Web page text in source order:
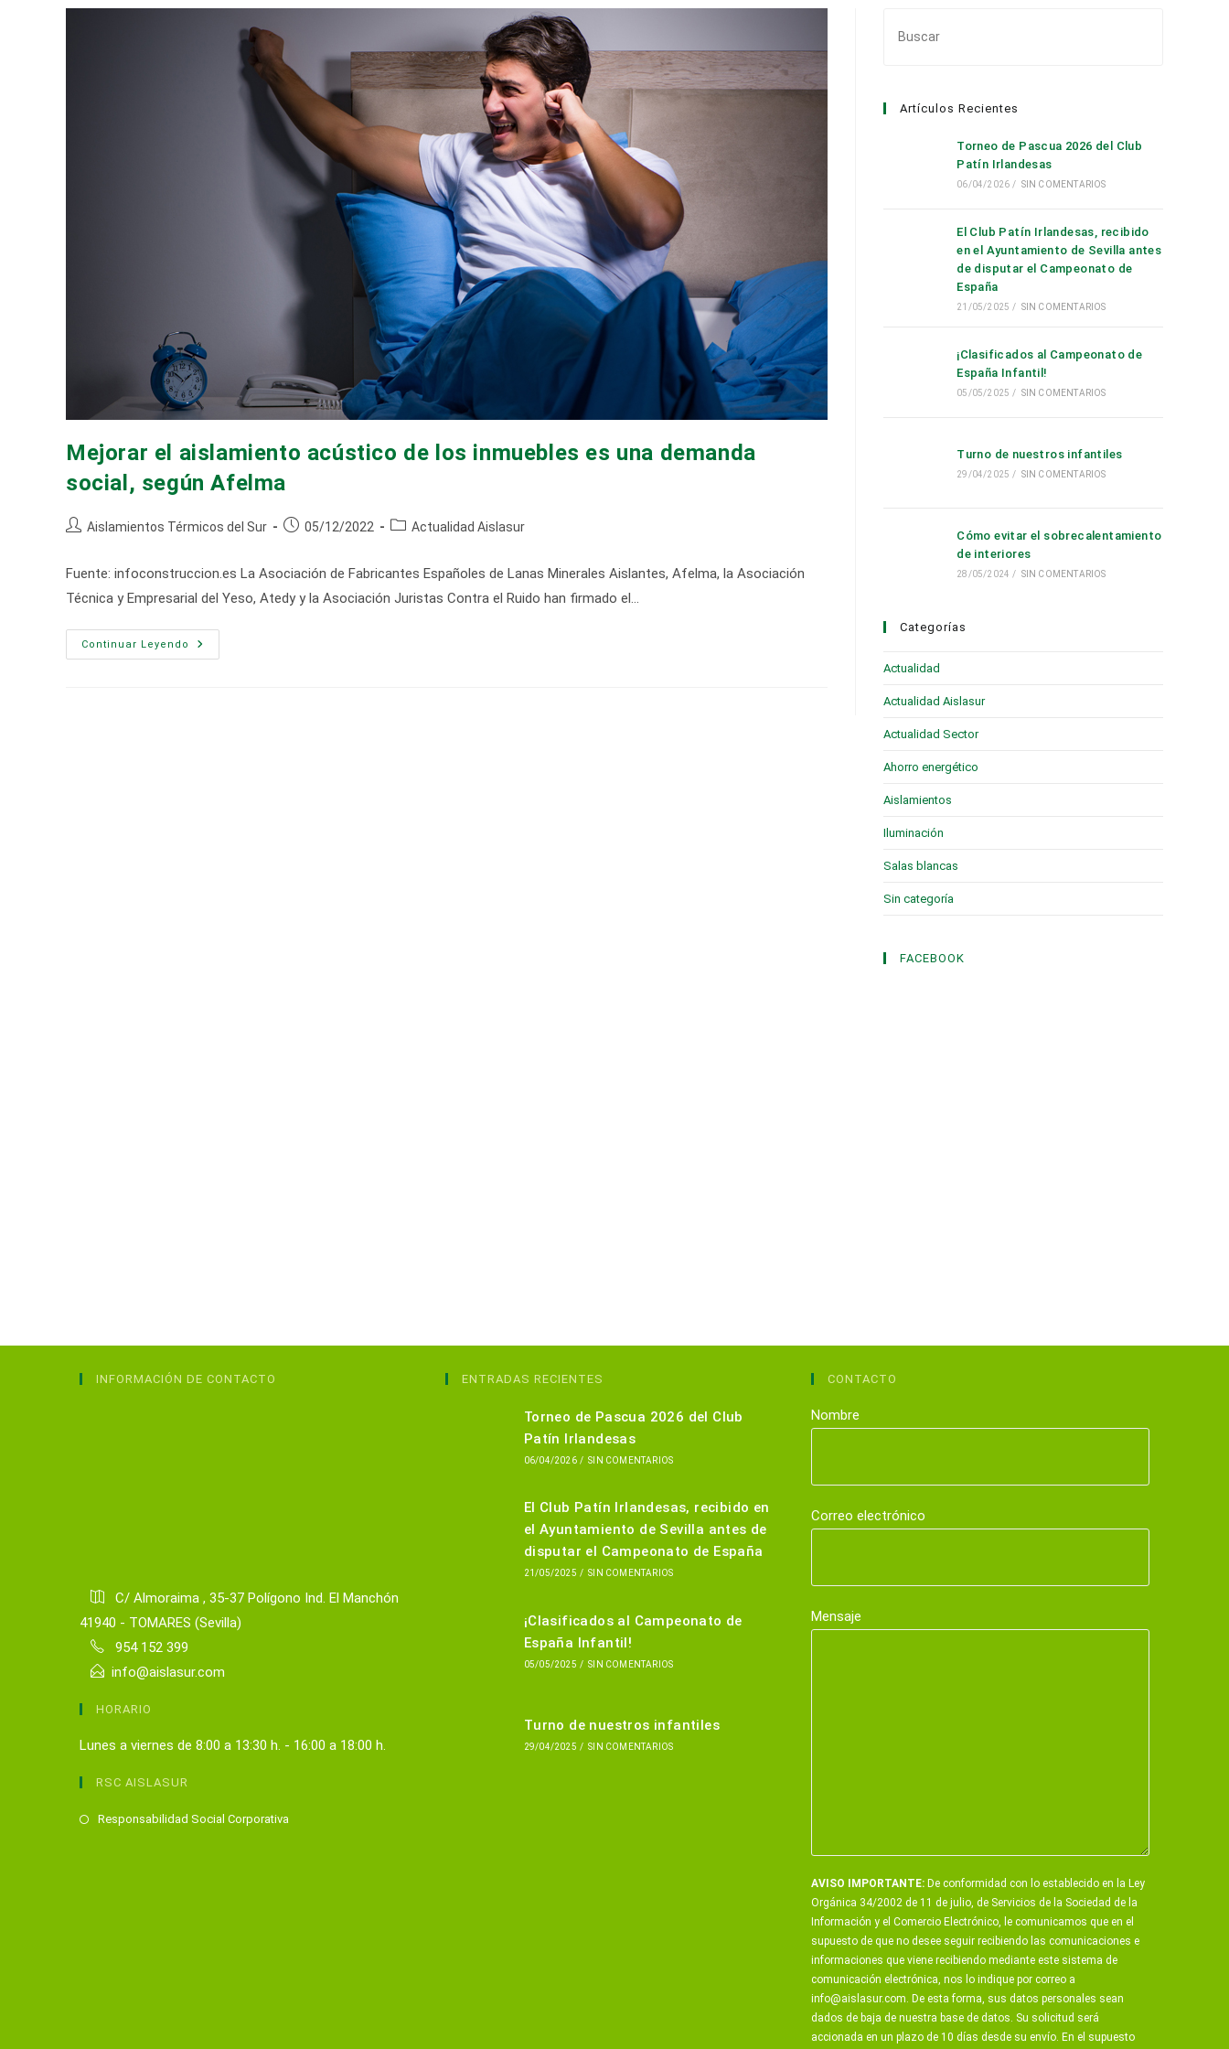
Mejorar el aislamiento acústico de los inmuebles es una demanda
social, según Afelma
Autor
entrada:
Aislamientos Térmicos del Sur
Publicación
entrada:
05/12/2022
Categoría
entrada:
Actualidad Aislasur
Fuente: infoconstruccion.es La Asociación de Fabricantes Españoles de Lanas Minerales Aislantes, Afelma, la Asociación
Técnica y Empresarial del Yeso, Atedy y la Asociación Juristas Contra el Ruido han firmado el…
Continuar Leyendo
Mejorar
El
Artículos Recientes
Torneo de Pascua 2026 del Club
Patín Irlandesas
06/04/2026 / SIN COMENTARIOS
El Club Patín Irlandesas, recibido
en el Ayuntamiento de Sevilla antes
de disputar el Campeonato de
España
21/05/2025 / SIN COMENTARIOS
¡Clasificados al Campeonato de
España Infantil!
05/05/2025 / SIN COMENTARIOS
Turno de nuestros infantiles
29/04/2025 / SIN COMENTARIOS
Cómo evitar el sobrecalentamiento
de interiores
28/05/2024 / SIN COMENTARIOS
Categorías
Actualidad
Actualidad Aislasur
Actualidad Sector
Ahorro energético
Aislamientos
Iluminación
Salas blancas
Sin categoría
FACEBOOK
INFORMACIÓN DE CONTACTO
C/ Almoraima , 35-37 Polígono Ind. El Manchón
41940 - TOMARES (Sevilla)
954 152 399
info@aislasur.com
HORARIO
Lunes a viernes de 8:00 a 13:30 h. - 16:00 a 18:00 h.
RSC AISLASUR
Responsabilidad Social Corporativa
ENTRADAS RECIENTES
Torneo de Pascua 2026 del Club
Patín Irlandesas
06/04/2026 / SIN COMENTARIOS
El Club Patín Irlandesas, recibido en
el Ayuntamiento de Sevilla antes de
disputar el Campeonato de España
21/05/2025 / SIN COMENTARIOS
¡Clasificados al Campeonato de
España Infantil!
05/05/2025 / SIN COMENTARIOS
Turno de nuestros infantiles
29/04/2025 / SIN COMENTARIOS
CONTACTO
Nombre
Correo electrónico
Mensaje
AVISO IMPORTANTE:De conformidad con lo establecido en la Ley
Orgánica 34/2002 de 11 de julio, de Servicios de la Sociedad de la
Información y el Comercio Electrónico, le comunicamos que en el
supuesto de que no desee seguir recibiendo las comunicaciones e
informaciones que viene recibiendo mediante este sistema de
comunicación electrónica, nos lo indique por correo a
info@aislasur.com. De esta forma, sus datos personales sean
dados de baja de nuestra base de datos. Su solicitud será
accionada en un plazo de 10 días desde su envío. En el supuesto